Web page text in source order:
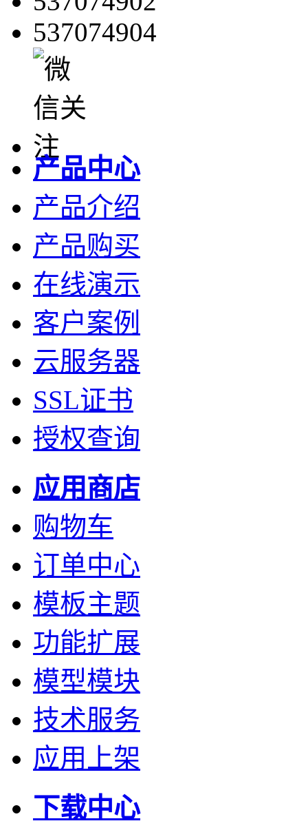
537074904
产品中心
产品介绍
产品购买
在线演示
客户案例
云服务器
SSL证书
授权查询
应用商店
购物车
订单中心
模板主题
功能扩展
模型模块
技术服务
应用上架
下载中心